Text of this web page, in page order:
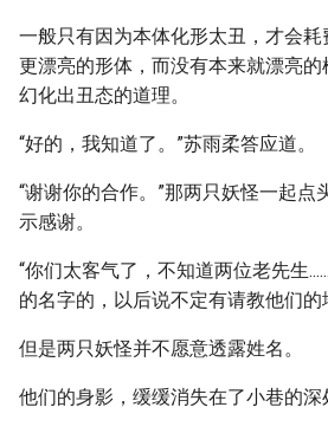
一般只有因为本体化形太丑，才会
更漂亮的形体，而没有本来就漂亮
幻化出丑态的道理。
“好的，我知道了。”苏雨柔答应道。
“谢谢你的合作。”那两只妖怪一起点
示感谢。
“你们太客气了，不知道两位老先生
的名字的，以后说不定有请教他们的
但是两只妖怪并不愿意透露姓名。
他们的身影，缓缓消失在了小巷的深